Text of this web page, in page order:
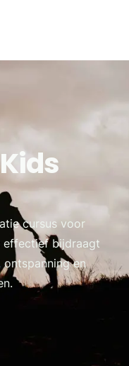
cursus voor
effectief bijdraagt
en